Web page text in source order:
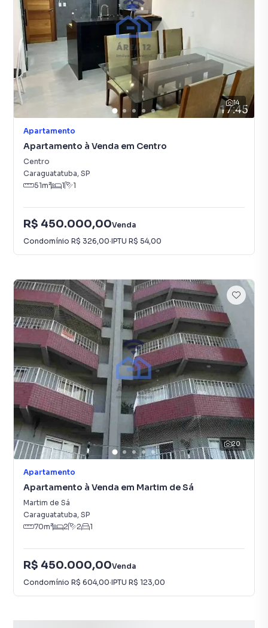
14
Apartamento
Apartamento à Venda em Centro
Centro
Caraguatatuba, SP
51m² 1 1
R$ 450.000,00Venda
Condomínio R$ 326,00·IPTU R$ 54,00
20
Apartamento
Apartamento à Venda em Martim de Sá
Martim de Sá
Caraguatatuba, SP
70m² 2 2 1
R$ 450.000,00Venda
Condomínio R$ 604,00·IPTU R$ 123,00